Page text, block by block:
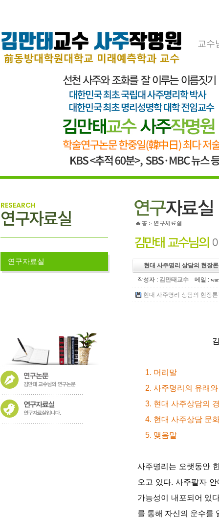
교수
RESEARCH
연구자료실
연구자료실 현대 사주명리 상담의 현장
작성자 : 김만태교수 메일 :
현대 사주명리 상담의 현장
1. 머리말
2. 사주명리의 유래
3. 현대 사주상담의
4. 현대 사주상담 문
5. 맺음말
사주명리는 오랫동안
오고 있다. 사주팔자
가능성이 내포되어 있
를 통해 자신의 운수를